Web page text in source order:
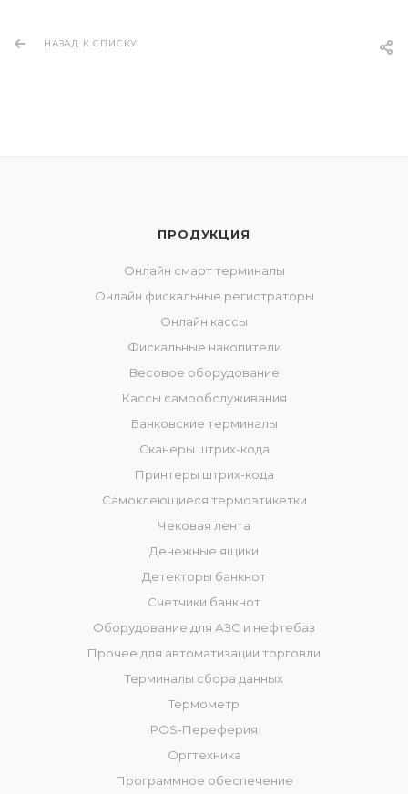
НАЗАД К СПИСКУ
ПРОДУКЦИЯ
Онлайн смарт терминалы
Онлайн фискальные регистраторы
Онлайн кассы
Фискальные накопители
Весовое оборудование
Кассы самообслуживания
Банковские терминалы
Сканеры штрих-кода
Принтеры штрих-кода
Самоклеющиеся термоэтикетки
Чековая лента
Денежные ящики
Детекторы банкнот
Счетчики банкнот
Оборудование для АЗС и нефтебаз
Прочее для автоматизации торговли
Терминалы сбора данных
Термометр
POS-Переферия
Оргтехника
Программное обеспечение